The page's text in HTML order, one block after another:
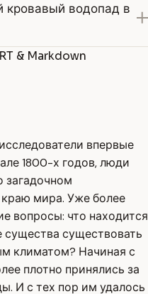
кровавый водопад в
& Markdown
впервые
1800-х годов, люди
загадочном
мира. Уже более
вопросы: что находится
существовать
климатом? Начиная с
плотно принялись за
И с тех пор им удалось